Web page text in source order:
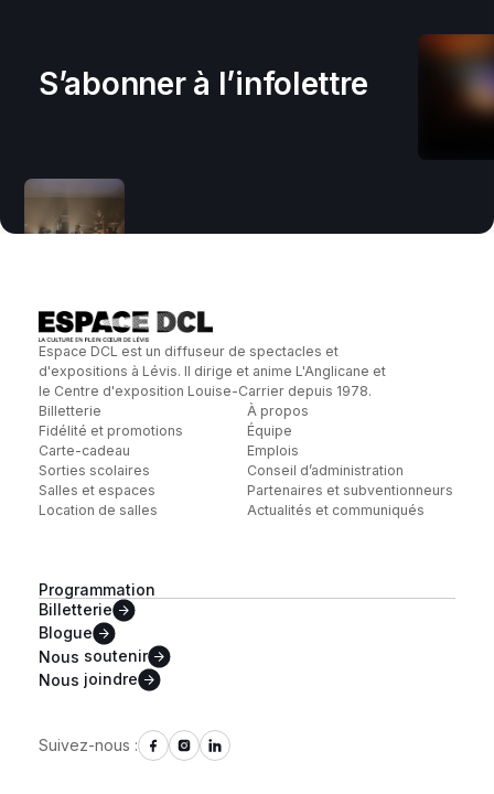
S’abonner à l’infolettre
Espace DCL est un diffuseur de spectacles et
d'expositions à Lévis. Il dirige et anime L'Anglicane et
le Centre d'exposition Louise-Carrier depuis 1978.
Billetterie
Fidélité et promotions
Carte-cadeau
Sorties scolaires
Salles et espaces
Location de salles
À propos
Équipe
Emplois
Conseil d’administration
Partenaires et subventionneurs
Actualités et communiqués
Programmation
Billetterie
Blogue
Nous soutenir
Nous joindre
Suivez-nous :